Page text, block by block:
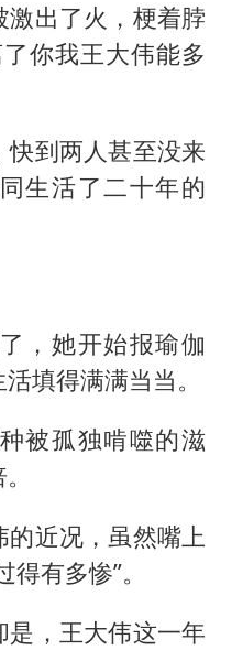
出了火，梗着脖
你我王大伟能多
到两人甚至没来
生活了二十年的
，她开始报瑜伽
填得满满当当。
被孤独啃噬的滋
近况，虽然嘴上
有多惨”。
，王大伟这一年